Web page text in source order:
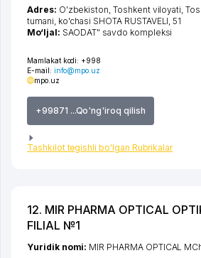
Mamlakat kodi: +998
E-mail: info@mpo.uz
mpo.uz
+99871 ...Qo'ng'iroq qilish
Tashkilot tegishli bo'lgan Rubrikalar
Adres: O'zbekiston,Toshkent viloyati,
tumani, ko'chasi SHOTA RUSTAVELI, 51
Mo‘ljal: SAODAT" savdo kompleksi
12. MIR PHARMA OPTICAL
FILIAL №1
Yuridik nomi: MIR PHARMA OPTICAL